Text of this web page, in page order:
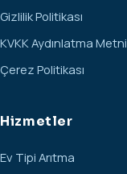
Gizlilik Politikası
KVKK Aydınlatma Metni
Çerez Politikası
Hizmetler
Ev Tipi Arıtma